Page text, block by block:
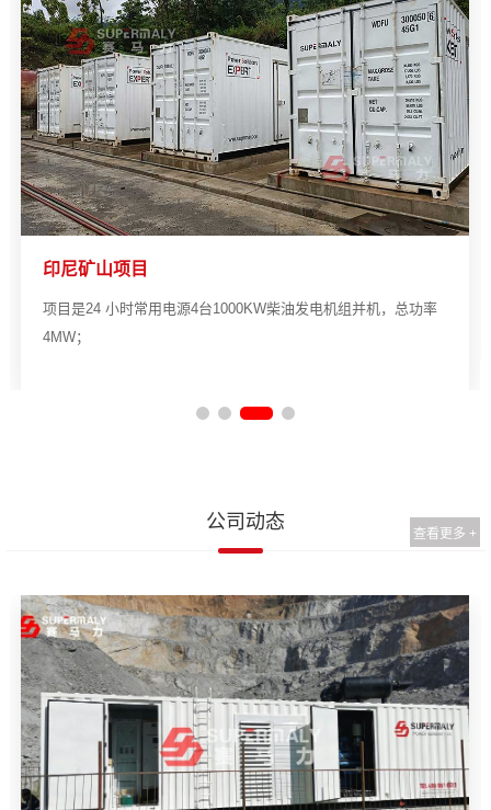
印尼矿山项目
项目是24 小时常用电源4台1000KW柴油发电机组并机，总功率
4MW；
公司动态
查看更多 +